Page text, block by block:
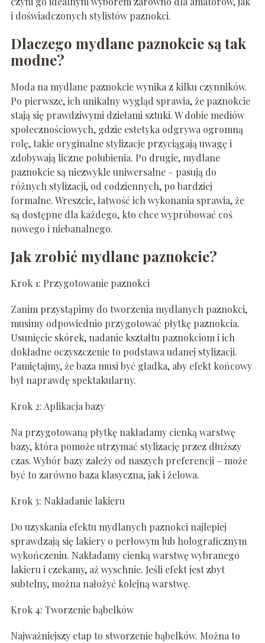
i doświadczonych stylistów paznokci.
Dlaczego mydlane paznokcie są tak
modne?
Moda na mydlane paznokcie wynika z kilku czynników.
Po pierwsze, ich unikalny wygląd sprawia, że paznokcie
stają się prawdziwymi dziełami sztuki. W dobie mediów
społecznościowych, gdzie estetyka odgrywa ogromną
rolę, takie oryginalne stylizacje przyciągają uwagę i
zdobywają liczne polubienia. Po drugie, mydlane
paznokcie są niezwykle uniwersalne – pasują do
różnych stylizacji, od codziennych, po bardziej
formalne. Wreszcie, łatwość ich wykonania sprawia, że
są dostępne dla każdego, kto chce wypróbować coś
nowego i niebanalnego.
Jak zrobić mydlane paznokcie?
Krok 1: Przygotowanie paznokci
Zanim przystąpimy do tworzenia mydlanych paznokci,
musimy odpowiednio przygotować płytkę paznokcia.
Usunięcie skórek, nadanie kształtu paznokciom i ich
dokładne oczyszczenie to podstawa udanej stylizacji.
Pamiętajmy, że baza musi być gładka, aby efekt końcowy
był naprawdę spektakularny.
Krok 2: Aplikacja bazy
Na przygotowaną płytkę nakładamy cienką warstwę
bazy, która pomoże utrzymać stylizację przez dłuższy
czas. Wybór bazy zależy od naszych preferencji – może
być to zarówno baza klasyczna, jak i żelowa.
Krok 3: Nakładanie lakieru
Do uzyskania efektu mydlanych paznokci najlepiej
sprawdzają się lakiery o perłowym lub holograficznym
wykończeniu. Nakładamy cienką warstwę wybranego
lakieru i czekamy, aż wyschnie. Jeśli efekt jest zbyt
subtelny, można nałożyć kolejną warstwę.
Krok 4: Tworzenie bąbelków
Najważniejszy etap to stworzenie bąbelków. Można to